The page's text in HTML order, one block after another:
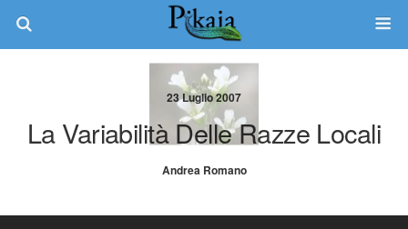
23 Luglio 2007
La Variabilità Delle Razze Locali
Andrea Romano